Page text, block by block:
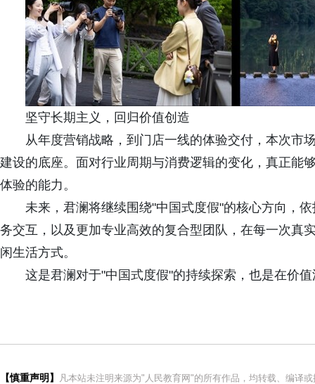
坚守长期主义，回归价值创造
从年度营销战略，到门店一线的体验交付，本次市
建设的底座。面对行业周期与消费逻辑的变化，真正能
体验的能力。
未来，君澜将继续围绕"中国式度假"的核心方向，
务交互，以及更加专业高效的复合型团队，在每一次真
闲生活方式。
这是君澜对于"中国式度假"的持续探索，也是在价
【慎重声明】
凡本站未注明来源为"人民教育网"的所有作品，均转载、编译